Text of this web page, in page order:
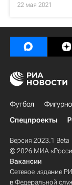
22 мая 2021
Футбол
Спецпроекты
Версия 2023.1 Beta
© 2026 МИА
Вакансии
Сетевое издание
в Федеральной